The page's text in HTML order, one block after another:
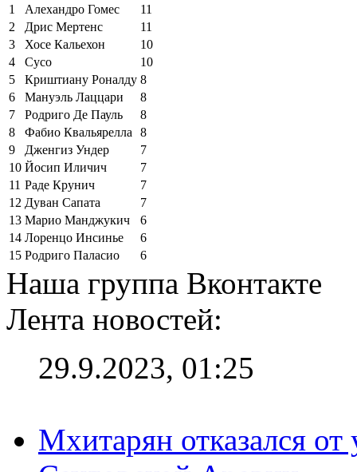
1
Алехандро Гомес
11
2
Дрис Мертенс
11
3
Хосе Кальехон
10
4
Сусо
10
5
Криштиану Роналду 8
6
Мануэль Лаццари
8
7
Родриго Де Пауль
8
8
Фабио Квальярелла
8
9
Дженгиз Ундер
7
10 Йосип Иличич
7
11 Раде Крунич
7
12 Дуван Сапата
7
13 Марио Манджукич
6
14 Лоренцо Инсинье
6
15 Родриго Паласио 6
Наша группа Вконтакте
Лента новостей:
29.9.2023, 01:25
Мхитарян отказался от